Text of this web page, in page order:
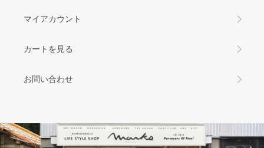
マイアカウント
カートを見る
お問い合わせ